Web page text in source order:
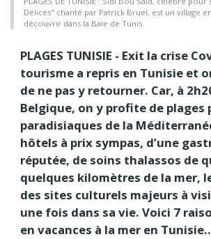
Délices" chanté par Patrick Bruel, est un village
découvrir dans la Baie de Tunis.
PLAGES TUNISIE - Exit la crise
tourisme a repris en Tunisie et
de ne pas y retourner. Car, à
Belgique, on y profite de plages
paradisiaques de la
hôtels à prix sympas, d’une
réputée, de soins thalassos de
quelques kilomètres de la mer,
des sites culturels majeurs à
une fois dans sa vie. Voici 7
en vacances à la mer en